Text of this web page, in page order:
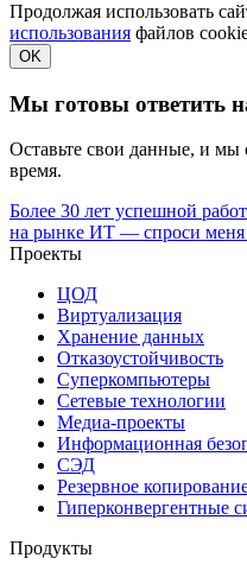
Продолжая использовать
использования файлов
OK
Мы готовы ответить
Оставьте свои данные, и
время.
Более 30 лет успешной
на рынке ИТ — спроси меня
Проекты
ЦОД
Виртуализация
Хранение данных
Отказоустойчивость
Суперкомпьютеры
Сетевые технологии
Медиа-проекты
Информационная
СЭД
Резервное
Гиперконвергентные
Продукты